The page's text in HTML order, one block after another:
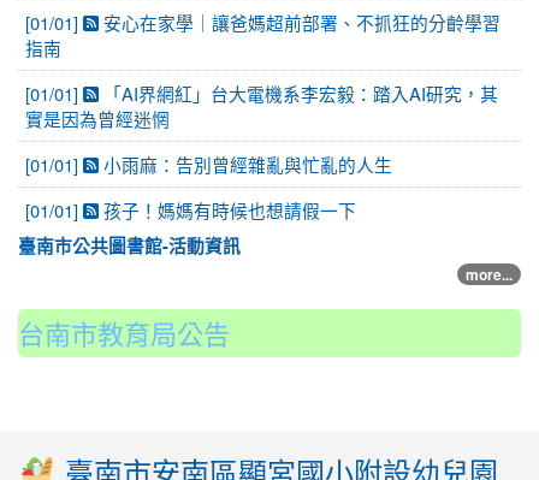
[01/01]
安心在家學｜讓爸媽超前部署、不抓狂的分齡學習
指南
[01/01]
「AI界網紅」台大電機系李宏毅：踏入AI研究，其
實是因為曾經迷惘
[01/01]
小雨麻：告別曾經雜亂與忙亂的人生
[01/01]
孩子！媽媽有時候也想請假一下
臺南市公共圖書館-活動資訊
more...
台南市教育局公告
臺南市安南區顯宮國小附設幼兒園